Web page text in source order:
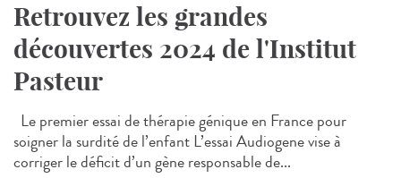
Retrouvez les grandes
découvertes 2024 de l'Institut
Pasteur
Le premier essai de thérapie génique en France pour
soigner la surdité de l’enfant L’essai Audiogene vise à
corriger le déficit d’un gène responsable de...